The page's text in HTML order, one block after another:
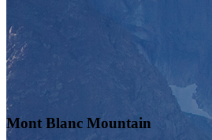
Mont Blanc Mountain